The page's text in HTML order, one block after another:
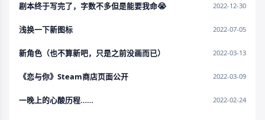
剧本终于写完了，字数不多但是能要我命😭 2022-12-30
浅换一下新图标 2022-07-05
新角色（也不算新吧，只是之前没画而已） 2022-03-13
《恋与你》Steam商店页面公开 2022-03-09
一晚上的心酸历程…… 2022-02-24